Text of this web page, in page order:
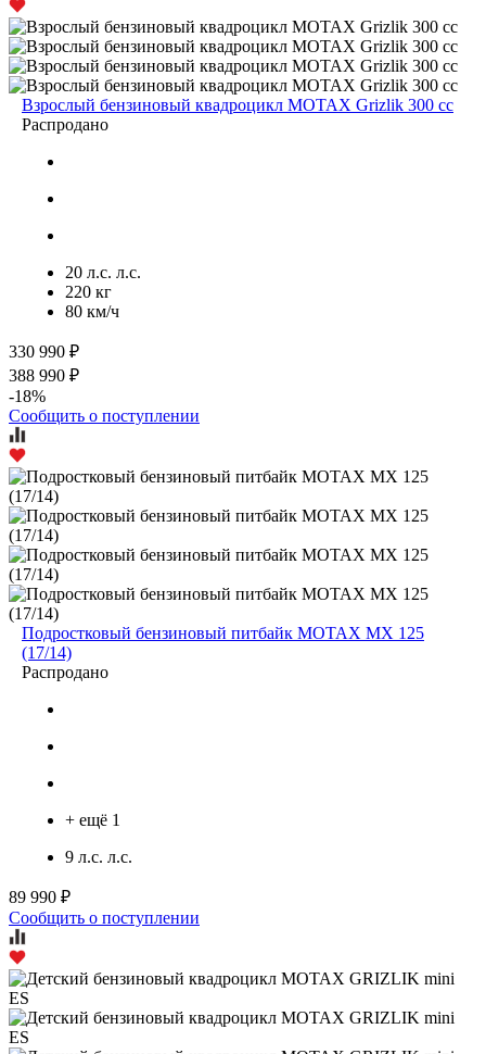
Взрослый бензиновый квадроцикл MOTAX Grizlik 300 cc
Распродано
20 л.с. л.с.
220 кг
80 км/ч
330 990 ₽
388 990 ₽
-18%
Сообщить о поступлении
Подростковый бензиновый питбайк MOTAX MX 125
(17/14)
Распродано
+ ещё 1
9 л.с. л.с.
89 990 ₽
Сообщить о поступлении